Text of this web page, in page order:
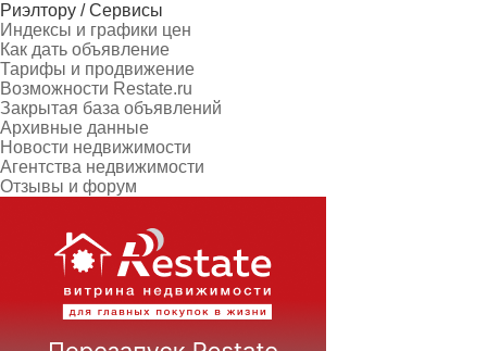
Риэлтору / Сервисы
Индексы и графики цен
Как дать объявление
Тарифы и продвижение
Возможности Restate.ru
Закрытая база объявлений
Архивные данные
Новости недвижимости
Агентства недвижимости
Отзывы и форум